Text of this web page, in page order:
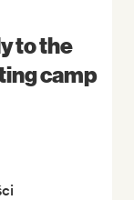
to the
camp